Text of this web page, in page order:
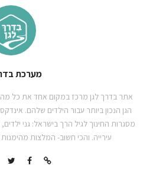
מערכת
אתר בדרך לגן מרכז במקום אחד את כל מה
הגן הנכון ביותר עבור הילדים שלהם.
מסגרות החינוך לגיל הרך בישראל: גני
עירייה. והכי חשוב- המלצות